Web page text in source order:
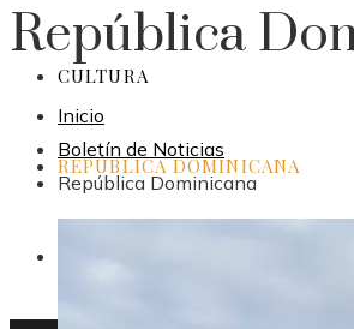
CULTURA
REPÚBLICA DOMINICANA
República
Inicio
Boletín de Noticias
República Dominicana